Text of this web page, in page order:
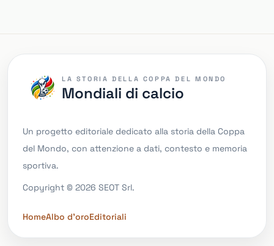
LA STORIA DELLA COPPA DEL MONDO
Mondiali di calcio
Un progetto editoriale dedicato alla storia della Coppa
del Mondo, con attenzione a dati, contesto e memoria
sportiva.
Copyright © 2026 SEOT Srl.
HomeAlbo d'oroEditoriali